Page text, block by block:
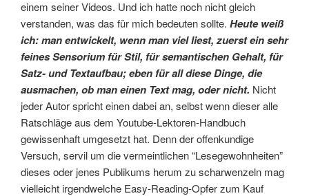
einem seiner Videos. Und ich hatte noch nicht gleich
verstanden, was das für mich bedeuten sollte. Heute weiß
ich: man entwickelt, wenn man viel liest, zuerst ein sehr
feines Sensorium für Stil, für semantischen Gehalt, für
Satz- und Textaufbau; eben für all diese Dinge, die
ausmachen, ob man einen Text mag, oder nicht. Nicht
jeder Autor spricht einen dabei an, selbst wenn dieser alle
Ratschläge aus dem Youtube-Lektoren-Handbuch
gewissenhaft umgesetzt hat. Denn der offenkundige
Versuch, servil um die vermeintlichen “Lesegewohnheiten”
dieses oder jenes Publikums herum zu scharwenzeln mag
vielleicht irgendwelche Easy-Reading-Opfer zum Kauf